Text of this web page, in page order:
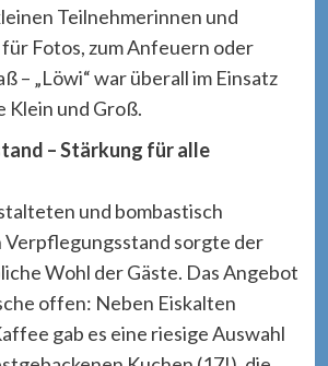
Teilnehmerinnen und
Fotos, zum Anfeuern oder
– „Löwi“ war überall im Einsatz
Klein und Groß.
– Stärkung für alle
und bombastisch
sorgte der
Wohl der Gäste. Das Angebot
offen: Neben Eiskalten
gab es eine riesige Auswahl